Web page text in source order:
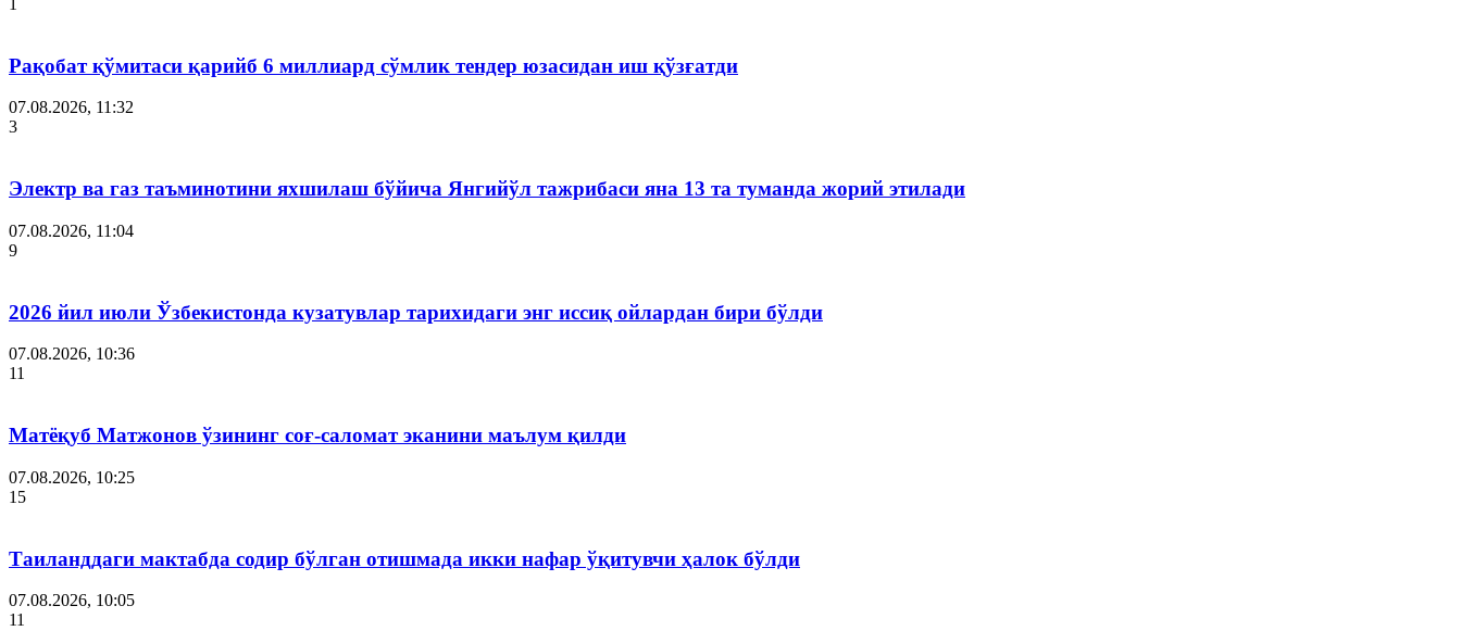
1
Рақобат қўмитаси қарийб 6 миллиард сўмлик тендер юзасидан иш қўзғатди
07.08.2026, 11:32
3
Электр ва газ таъминотини яхшилаш бўйича Янгийўл тажрибаси яна 13 та туманда жорий этилади
07.08.2026, 11:04
9
2026 йил июли Ўзбекистонда кузатувлар тарихидаги энг иссиқ ойлардан бири бўлди
07.08.2026, 10:36
11
Матёқуб Матжонов ўзининг соғ-саломат эканини маълум қилди
07.08.2026, 10:25
15
Таиланддаги мактабда содир бўлган отишмада икки нафар ўқитувчи ҳалок бўлди
07.08.2026, 10:05
11